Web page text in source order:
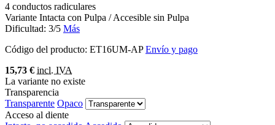
4 conductos radiculares
Variante Intacta con Pulpa / Accesible sin Pulpa
Dificultad: 3/5 Más
Código del producto: ET16UM-AP Envío y pago
15,73 € incl. IVA
La variante no existe
Transparencia
Transparente Opaco
Acceso al diente